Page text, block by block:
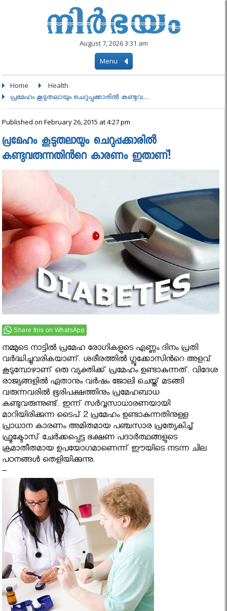
August 7, 2026 3:31 am
Menu
Home Health
പ്രമേഹം കൂടുതലായും ചെറുപ്പക്കാരിൽ കണ്ടുവ....
Published on February 26, 2015 at 4:27 pm
പ്രമേഹം കൂടുതലായും ചെറുപ്പക്കാരിൽ
കണ്ടുവരുന്നതിൻറെ കാരണം ഇതാണ്!
Share this on WhatsApp
നമ്മുടെ നാട്ടിൽ പ്രമേഹ രോഗികളുടെ എണ്ണം ദിനം പ്രതി
വർദ്ധിച്ചുവരികയാണ്. ശരീരത്തിൽ ഗ്ലൂക്കോസിൻറെ അളവ്
കൂടുമ്പോഴാണ് ഒരു വ്യക്തിക്ക് പ്രമേഹം ഉണ്ടാകുന്നത്. വിദേശ
രാജ്യങ്ങളിൽ ഏതാനും വർഷം ജോലി ചെയ്ത് മടങ്ങി
വരുന്നവരിൽ ഭൂരിപക്ഷത്തിനും പ്രമേഹബാധ
കണ്ടുവരുന്നുണ്ട്. ഇന്ന് സർവ്വസാധാരണയായി
മാറിയിരിക്കുന്ന ടൈപ് 2 പ്രമേഹം ഉണ്ടാകുന്നതിനുള്ള
പ്രാധാന കാരണം അമിതമായ പഞ്ചസാര പ്രത്യേകിച്ച്
ഫ്രൂക്ടോസ് ചേർക്കപ്പെട്ട ഭക്ഷണ പദാർത്ഥങ്ങളുടെ
ക്രമാതീതമായ ഉപയോഗമാണെന്ന് ഈയിടെ നടന്ന ചില
പഠനങ്ങൾ തെളിയിക്കുന്നു.
–